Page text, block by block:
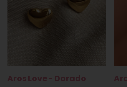
Aros Love - Dorado